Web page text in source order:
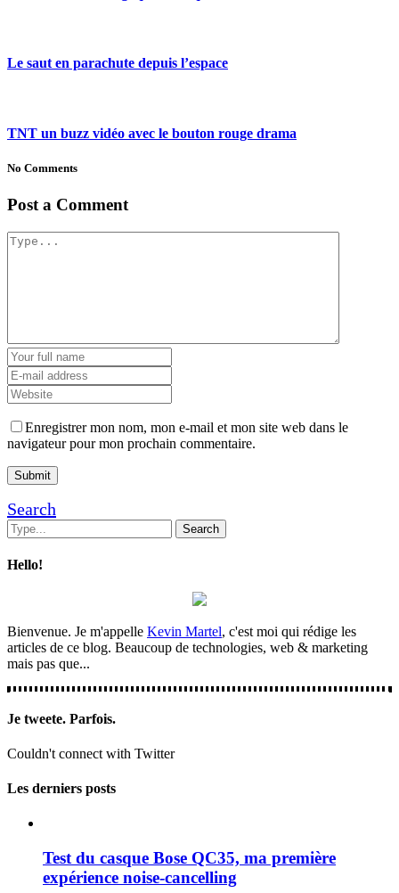
Le saut en parachute depuis l’espace
TNT un buzz vidéo avec le bouton rouge drama
No Comments
Post a Comment
Enregistrer mon nom, mon e-mail et mon site web dans le
navigateur pour mon prochain commentaire.
Search
Hello!
Bienvenue. Je m'appelle Kevin Martel, c'est moi qui rédige les
articles de ce blog. Beaucoup de technologies, web & marketing
mais pas que...
Je tweete. Parfois.
Couldn't connect with Twitter
Les derniers posts
Test du casque Bose QC35, ma première
expérience noise-cancelling